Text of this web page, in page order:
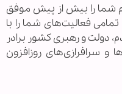
شما را بیش از پیش موفق
تمامی فعالیت‌های شما را با
دولت و رهبری کشور برادر
سرافرازی‌های روزافزون